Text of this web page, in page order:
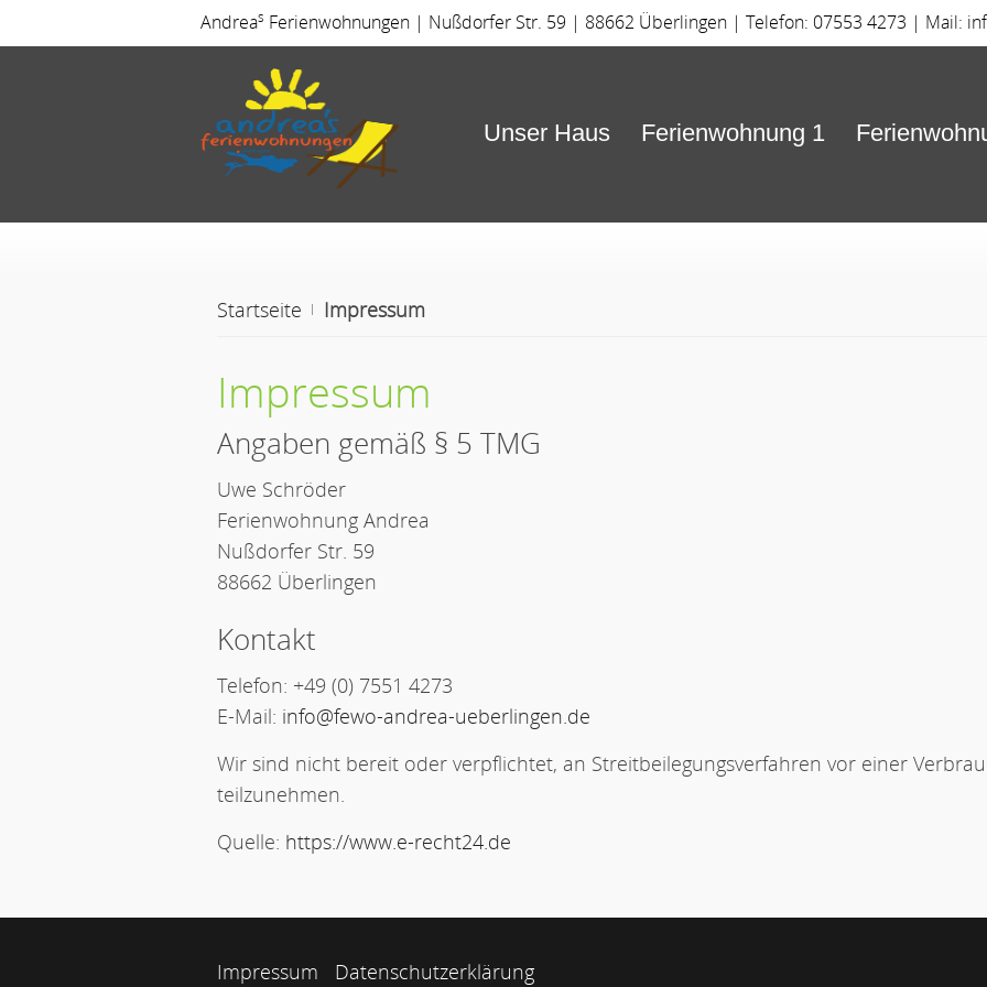
Andreas Ferienwohnungen | Nußdorfer Str. 59 | 88662 Überlingen | Telefon: 07553 4273 | Mail:
Unser Haus Ferienwohnung 1
Startseite Impressum
Impressum
Angaben gemäß § 5 TMG
Uwe Schröder
Ferienwohnung Andrea
Nußdorfer Str. 59
88662 Überlingen
Kontakt
Telefon: +49 (0) 7551 4273
E-Mail: info@fewo-andrea-ueberlingen.de
Wir sind nicht bereit oder verpflichtet, an Streitbeilegungsverfahren vor einer
teilzunehmen.
Quelle: https://www.e-recht24.de
Impressum Datenschutzerklärung